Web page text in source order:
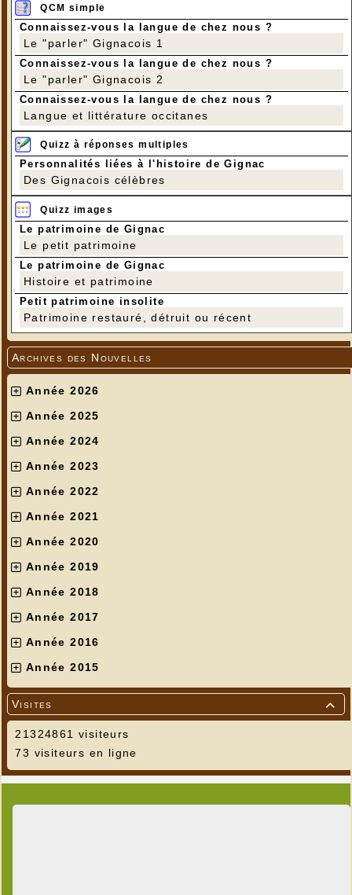
QCM simple
Connaissez-vous la langue de chez nous ?
Le "parler" Gignacois 1
Connaissez-vous la langue de chez nous ?
Le "parler" Gignacois 2
Connaissez-vous la langue de chez nous ?
Langue et littérature occitanes
Quizz à réponses multiples
Personnalités liées à l'histoire de Gignac
Des Gignacois célèbres
Quizz images
Le patrimoine de Gignac
Le petit patrimoine
Le patrimoine de Gignac
Histoire et patrimoine
Petit patrimoine insolite
Patrimoine restauré, détruit ou récent
Archives des Nouvelles
Année 2026
Année 2025
Année 2024
Année 2023
Année 2022
Année 2021
Année 2020
Année 2019
Année 2018
Année 2017
Année 2016
Année 2015

Visites
21324861 visiteurs
73 visiteurs en ligne